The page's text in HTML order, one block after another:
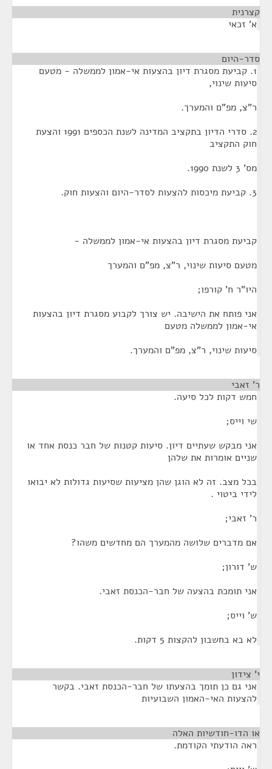
קצרנית
א' זכאי
סדר-היום
1. קביעת מסגרת דיון בהצעות אי-אמון לממשלה - מטעם
סיעות שינוי,
ר"צ, מפ"ם והמערך.
2. סדרי הדיון בתקציב המדינה לשנת הכספים 1991 והצעת
חוק התקציב
מס' 3 לשנת 1990.
3. קביעת מיכסות להצעות לסדר-היום והצעות חוק.
קביעת מסגרת דיון בהצעות אי-אמון לממשלה -
מטעם סיעות שינוי, ר"צ, מפ"ם והמערך
היו"ר ח' קורפו;
אני פותח את הישיבה. יש צורך לקבוע מסגרת דיון בהצעות
אי-אמון לממשלה מטעם
סיעות שינוי, ר"צ, מפ"ם והמערך.
ר' זאבי
חמש דקות לכל סיעה.
שי וייס;
אני מבקש שעתיים דיון. סיעות קטנות של חבר כנסת אחד או
שניים אומרות את שלהן
בכל מצב. זה לא הוגן שהן מציעות שסיעות גדולות לא יבואו
לידי ביטוי .
ר' זאבי;
אם מדברים שלושה מהמערך הם מחדשים משהו?
ש' דורון;
אני תומכת בהצעה של חבר-הכנסת זאבי.
ש' וייס;
לא בא בחשבון להקצות 5 דקות.
י' צידון
אני גם כן תומך בהצעתו של חבר-הכנסת זאבי. בקשר
להצעות האי-האמון השבועיות
או הדו-חודשיות האלה
ראה הודעתי הקודמת.